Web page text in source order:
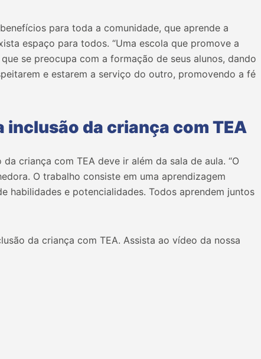
para toda a comunidade, que aprende a
espaço para todos. “Uma escola que promove a
se preocupa com a formação de seus alunos, dando
e estarem a serviço do outro, promovendo a fé
inclusão da criança com TEA
criança com TEA deve ir além da sala de aula. “O
O trabalho consiste em uma aprendizagem
habilidades e potencialidades. Todos aprendem juntos
da criança com TEA. Assista ao vídeo da nossa